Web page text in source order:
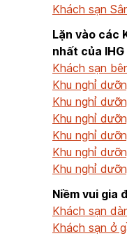
Khách sạn
Lặn vào các
nhất của IHG
Khách sạn
Khu nghỉ
Khu nghỉ
Khu nghỉ
Khu nghỉ
Khu nghỉ
Khu nghỉ
Niềm vui gia
Khách sạn
Khách sạn ở